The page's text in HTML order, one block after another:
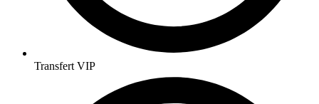
Transfert VIP